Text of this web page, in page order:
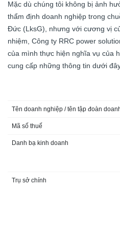
Mặc dù chúng tôi không bị ảnh
thẩm định doanh nghiệp trong
Đức (LksG), nhưng với cương vị
nhiệm, Công ty RRC power
của mình thực hiện nghĩa vụ của
cung cấp những thông tin dưới
Tên doanh nghiệp / tên tập đoàn
Mã số thuế
Danh bạ kinh doanh
Trụ sở chính